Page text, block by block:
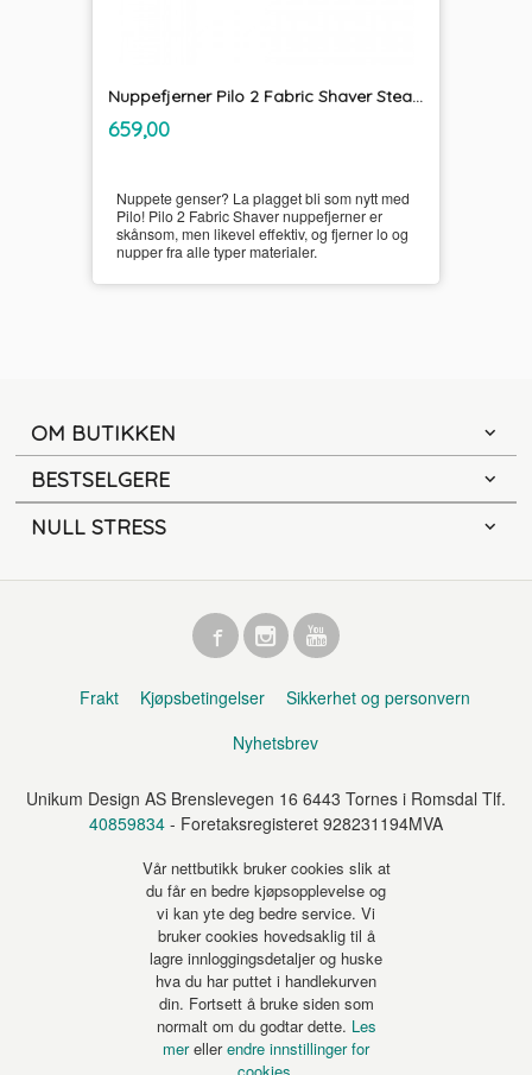
Nuppefjerner Pilo 2 Fabric Shaver Steamery
Pris
659,00mva.
Nuppete genser? La plagget bli som nytt med
Pilo! Pilo 2 Fabric Shaver nuppefjerner er
skånsom, men likevel effektiv, og fjerner lo og
nupper fra alle typer materialer.
OM BUTIKKEN
BESTSELGERE
NULL STRESS
Frakt Kjøpsbetingelser
Sikkerhet og personvern
Nyhetsbrev
Unikum Design AS Brenslevegen 16 6443 Tornes i Romsdal Tlf.
40859834 - Foretaksregisteret 928231194MVA
Vår nettbutikk bruker cookies slik at
du får en bedre kjøpsopplevelse og
vi kan yte deg bedre service. Vi
bruker cookies hovedsaklig til å
lagre innloggingsdetaljer og huske
hva du har puttet i handlekurven
din. Fortsett å bruke siden som
normalt om du godtar dette. Les
merellerendre innstillinger for